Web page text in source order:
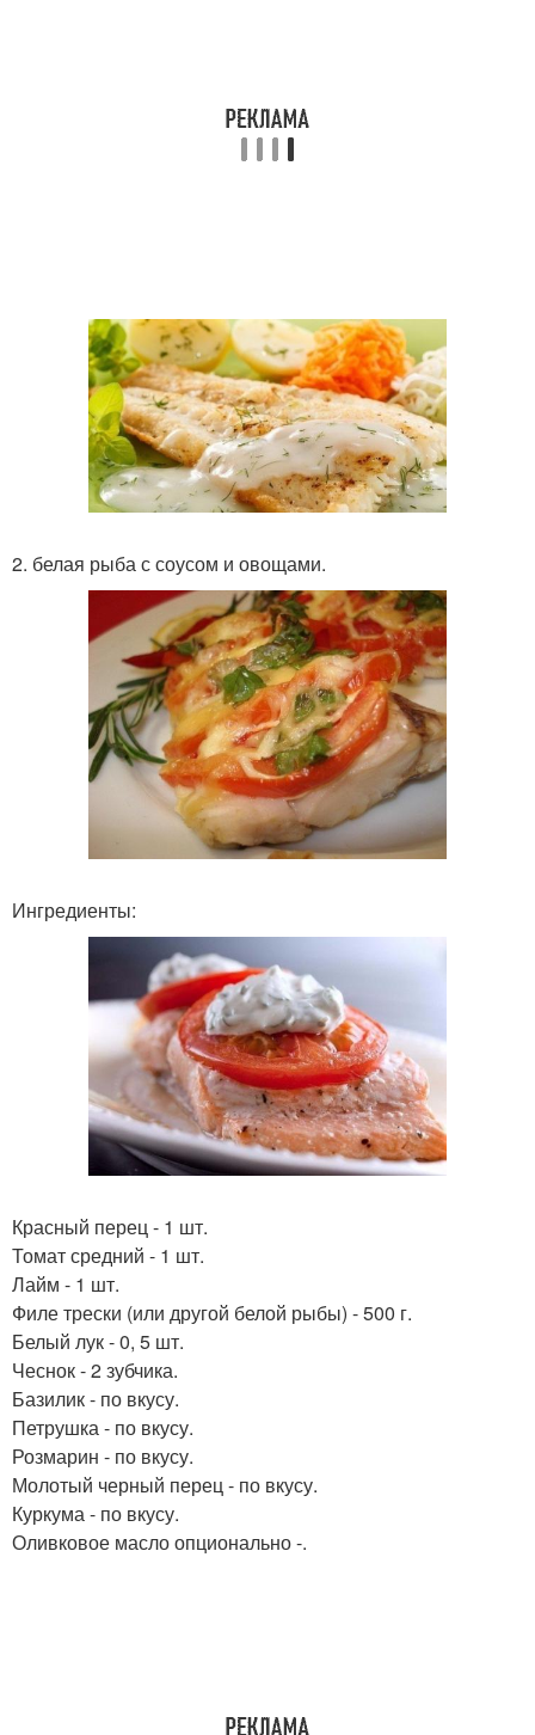
2. белая рыба с соусом и овощами.
Ингредиенты:
Красный перец - 1 шт.
Томат средний - 1 шт.
Лайм - 1 шт.
Филе трески (или другой белой рыбы) - 500 г.
Белый лук - 0, 5 шт.
Чеснок - 2 зубчика.
Базилик - по вкусу.
Петрушка - по вкусу.
Розмарин - по вкусу.
Молотый черный перец - по вкусу.
Куркума - по вкусу.
Оливковое масло опционально -.